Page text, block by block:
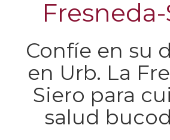
Confíe en su
en Urb. La
Siero para
salud